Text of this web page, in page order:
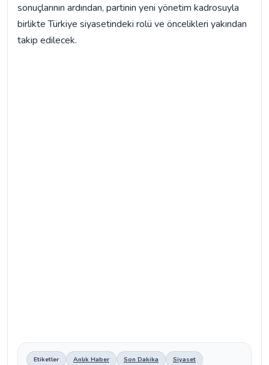
sonuçlarının ardından, partinin yeni yönetim kadrosuyla
birlikte Türkiye siyasetindeki rolü ve öncelikleri yakından
takip edilecek.
Etiketler Anlık Haber Son Dakika Siyaset